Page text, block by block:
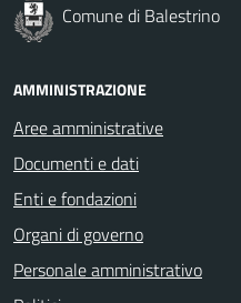
Comune di Balestrino
AMMINISTRAZIONE
Aree amministrative
Documenti e dati
Enti e fondazioni
Organi di governo
Personale amministrativo